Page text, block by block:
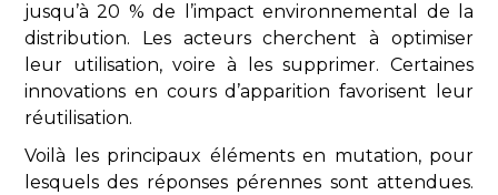
jusqu’à 20 % de l’impact environnemental de la
distribution. Les acteurs cherchent à optimiser
leur utilisation, voire à les supprimer. Certaines
innovations en cours d’apparition favorisent leur
réutilisation.
Voilà les principaux éléments en mutation, pour
lesquels des réponses pérennes sont attendues.